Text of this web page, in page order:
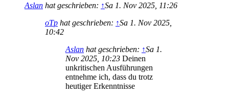
Aslan hat geschrieben: ↑Sa 1. Nov 2025, 11:26
oTp hat geschrieben: ↑Sa 1. Nov 2025,
10:42
Aslan hat geschrieben: ↑Sa 1.
Nov 2025, 10:23 Deinen
unkritischen Ausführungen
entnehme ich, dass du trotz
heutiger Erkenntnisse